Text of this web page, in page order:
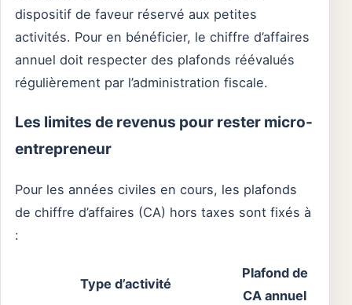
dispositif de faveur réservé aux petites
activités. Pour en bénéficier, le chiffre d’affaires
annuel doit respecter des plafonds réévalués
régulièrement par l’administration fiscale.
Les limites de revenus pour rester micro-
entrepreneur
Pour les années civiles en cours, les plafonds
de chiffre d’affaires (CA) hors taxes sont fixés à
:
Type d’activité
Plafond de
CA annuel